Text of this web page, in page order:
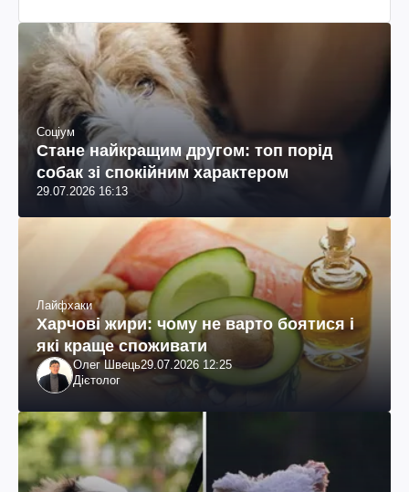
Соціум
Стане найкращим другом: топ порід
собак зі спокійним характером
29.07.2026 16:13
Лайфхаки
Харчові жири: чому не варто боятися і
які краще споживати
Олег Швець29.07.2026 12:25
Дієтолог